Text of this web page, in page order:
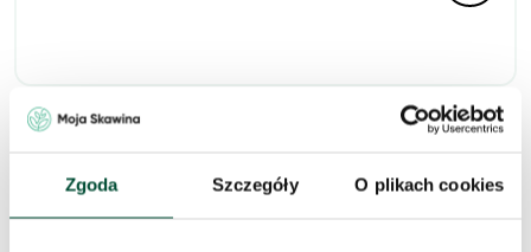
Zgoda Szczegóły O plikach cookies